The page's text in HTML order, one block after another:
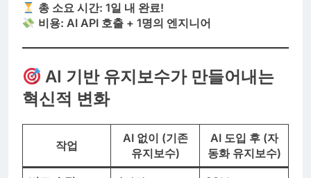
총 소요 시간: 1일 내 완료!
비용: AI API 호출 + 1명의 엔지니어
AI 기반 유지보수가 만들어내는
혁신적 변화
작업
AI 없이 (기존
유지보수)
AI 도입 후 (자
동화 유지보수)